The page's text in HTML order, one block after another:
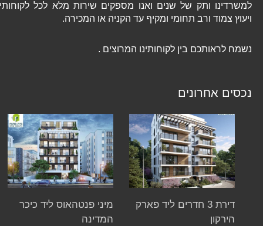
למשרדינו ותק של שנים ואנו מספקים שירות מלא לכל לקוחותינו
ויעוץ צמוד ורב תחומי ומקיף עד הקניה או המכירה.
נשמח לראותכם בין לקוחותינו המרוצים .
נכסים אחרונים
דירת 3 חדרים ליד פארק
הירקון
מיני פנטהאוס ליד כיכר
המדינה